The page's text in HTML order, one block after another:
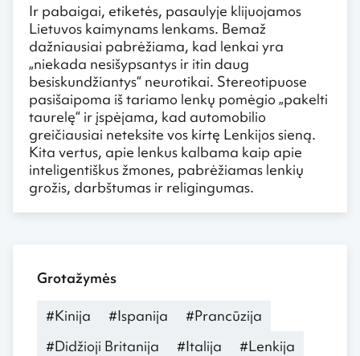
Ir pabaigai, etiketės, pasaulyje klijuojamos
Lietuvos kaimynams lenkams. Bemaž
dažniausiai pabrėžiama, kad lenkai yra
„niekada nesišypsantys ir itin daug
besiskundžiantys“ neurotikai. Stereotipuose
pasišaipoma iš tariamo lenkų pomėgio „pakelti
taurelę“ ir įspėjama, kad automobilio
greičiausiai neteksite vos kirtę Lenkijos sieną.
Kita vertus, apie lenkus kalbama kaip apie
inteligentiškus žmones, pabrėžiamas lenkių
grožis, darbštumas ir religingumas.
Grotažymės
#Kinija #Ispanija
#Prancūzija
#Didžioji Britanija
#Italija
#Lenkija